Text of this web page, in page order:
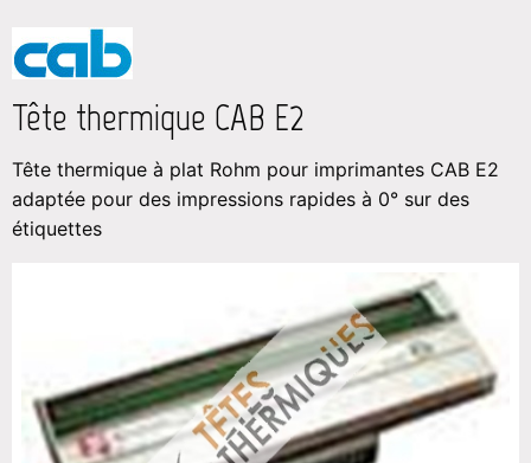
Tête thermique CAB E2
Tête thermique à plat Rohm pour imprimantes CAB E2
adaptée pour des impressions rapides à 0° sur des
étiquettes